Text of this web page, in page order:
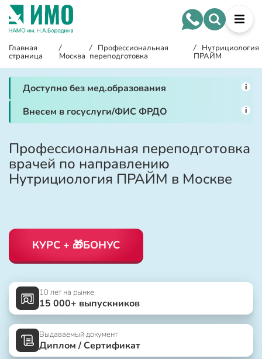
Главная
страница
/
Москва
/ Профессиональная
переподготовка
/ Нутрициология
ПРАЙМ
Доступно без мед.образования i
Внесем в госуслуги/ФИС ФРДО i
Профессиональная переподготовка
врачей по направлению
Нутрициология ПРАЙМ в Москве
КУРС + 🎁БОНУС
10 лет на рынке
15 000+ выпускников
Выдаваемый документ
Диплом / Сертификат